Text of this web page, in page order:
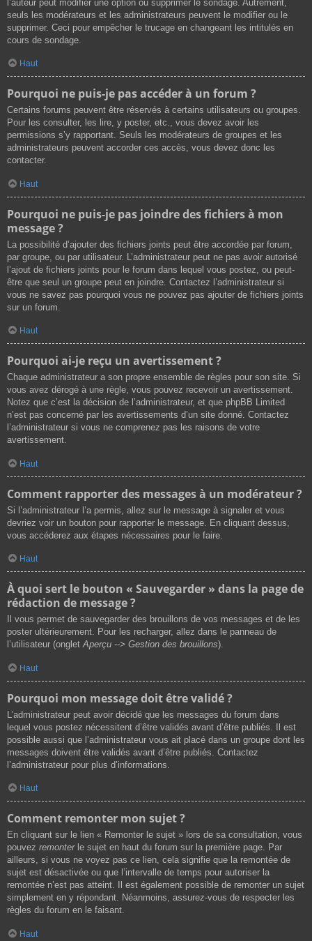
l’auteur peut modifier une option ou supprimer le sondage. Autrement,
seuls les modérateurs et les administrateurs peuvent le modifier ou le
supprimer. Ceci pour empêcher le trucage en changeant les intitulés en
cours de sondage.
Haut
Pourquoi ne puis-je pas accéder à un forum ?
Certains forums peuvent être réservés à certains utilisateurs ou groupes.
Pour les consulter, les lire, y poster, etc., vous devez avoir les
permissions s’y rapportant. Seuls les modérateurs de groupes et les
administrateurs peuvent accorder ces accès, vous devez donc les
contacter.
Haut
Pourquoi ne puis-je pas joindre des fichiers à mon
message ?
La possibilité d’ajouter des fichiers joints peut être accordée par forum,
par groupe, ou par utilisateur. L’administrateur peut ne pas avoir autorisé
l’ajout de fichiers joints pour le forum dans lequel vous postez, ou peut-
être que seul un groupe peut en joindre. Contactez l’administrateur si
vous ne savez pas pourquoi vous ne pouvez pas ajouter de fichiers joints
sur un forum.
Haut
Pourquoi ai-je reçu un avertissement ?
Chaque administrateur a son propre ensemble de règles pour son site. Si
vous avez dérogé à une règle, vous pouvez recevoir un avertissement.
Notez que c’est la décision de l’administrateur, et que phpBB Limited
n’est pas concerné par les avertissements d’un site donné. Contactez
l’administrateur si vous ne comprenez pas les raisons de votre
avertissement.
Haut
Comment rapporter des messages à un modérateur ?
Si l’administrateur l’a permis, allez sur le message à signaler et vous
devriez voir un bouton pour rapporter le message. En cliquant dessus,
vous accéderez aux étapes nécessaires pour le faire.
Haut
À quoi sert le bouton « Sauvegarder » dans la page de
rédaction de message ?
Il vous permet de sauvegarder des brouillons de vos messages et de les
poster ultérieurement. Pour les recharger, allez dans le panneau de
l’utilisateur (ongletAperçu --> Gestion des brouillons).
Haut
Pourquoi mon message doit être validé ?
L’administrateur peut avoir décidé que les messages du forum dans
lequel vous postez nécessitent d’être validés avant d’être publiés. Il est
possible aussi que l’administrateur vous ait placé dans un groupe dont les
messages doivent être validés avant d’être publiés. Contactez
l’administrateur pour plus d’informations.
Haut
Comment remonter mon sujet ?
En cliquant sur le lien « Remonter le sujet » lors de sa consultation, vous
pouvez remonterle sujet en haut du forum sur la première page. Par
ailleurs, si vous ne voyez pas ce lien, cela signifie que la remontée de
sujet est désactivée ou que l’intervalle de temps pour autoriser la
remontée n’est pas atteint. Il est également possible de remonter un sujet
simplement en y répondant. Néanmoins, assurez-vous de respecter les
règles du forum en le faisant.
Haut